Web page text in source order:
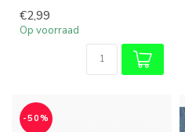
€2,99
Op voorraad
-50%